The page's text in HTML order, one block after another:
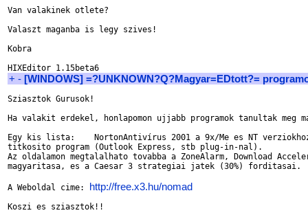
Van valakinek otlete?
Valaszt maganba is legy szives!
Kobra
+ - [WINDOWS] =?UNKNOWN?Q?Magyar=EDtott?=
Sziasztok Gurusok!
Ha valakit erdekel, honlapomon ujjabb programok tanultak meg
Egy kis lista:    NortonAntivírus 2001 a 9x/Me es NT
titkosito program (Outlook Express, stb plug-in-nal).
Az oldalamon megtalalhato tovabba a ZoneAlarm, Download
magyaritasa, es a Caesar 3 strategiai jatek (30%) forditasai.
A Weboldal cime: http://free.x3.hu/nomad
Koszi es sziasztok!!